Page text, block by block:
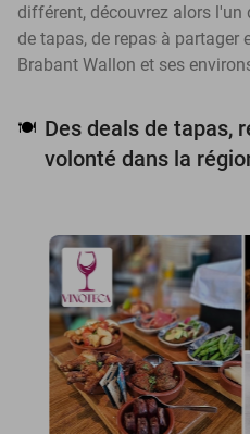
différent, découvrez alors
de tapas, de repas à partager
Brabant Wallon et ses
🍽️ Des deals de tapas,
volonté dans la